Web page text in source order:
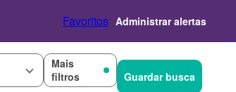
Favoritos Administrar alertas
Mais
filtros
Guardar busca